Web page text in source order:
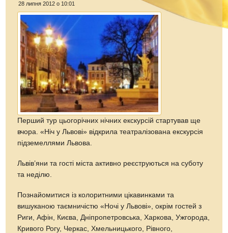
28 липня 2012 о 10:01
Перший тур цьогорічних нічних екскурсій стартував ще
вчора. «Ніч у Львові» відкрила театралізована екскурсія
підземеллями Львова.
Львів’яни та гості міста активно реєструються на суботу
та неділю.
Познайомитися із колоритними цікавинками та
вишуканою таємничістю «Ночі у Львові», окрім гостей з
Риги, Афін, Києва, Дніпропетровська, Харкова, Ужгорода,
Кривого Рогу, Черкас, Хмельницького, Рівного,